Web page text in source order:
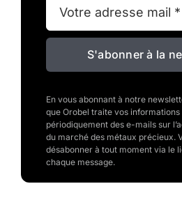
S'abonner à la
En vous abonnant à notre
que Orobel traite vos
périodiquement des e-mails sur
du marché des métaux précieux.
désabonner à tout moment via le
chaque message.